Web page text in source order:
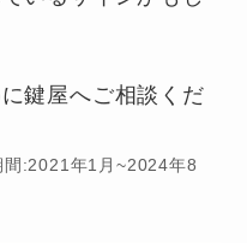
鍵屋へご相談くだ
:2021年1月~2024年8